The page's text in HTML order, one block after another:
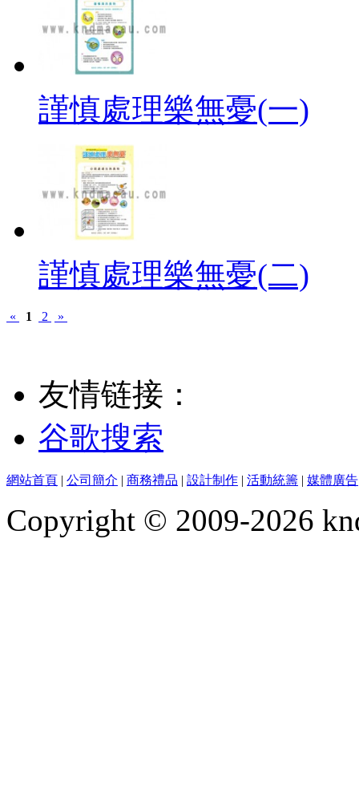
謹慎處理樂無憂(一)
謹慎處理樂無憂(二)
« 1 2 »
友情链接：
谷歌搜索
網站首頁 | 公司簡介 | 商務禮品 | 設計制作 | 活動統籌 | 媒體廣告
Copyright © 2009-2026